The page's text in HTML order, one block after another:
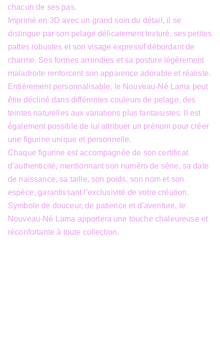
chacun de ses pas.
Imprimé en 3D avec un grand soin du détail, il se
distingue par son pelage délicatement texturé, ses petites
pattes robustes et son visage expressif débordant de
charme. Ses formes arrondies et sa posture légèrement
maladroite renforcent son apparence adorable et réaliste.
Entièrement personnalisable, le Nouveau-Né Lama peut
être décliné dans différentes couleurs de pelage, des
teintes naturelles aux variations plus fantaisistes. Il est
également possible de lui attribuer un prénom pour créer
une figurine unique et personnelle.
Chaque figurine est accompagnée de son certificat
d’authenticité, mentionnant son numéro de série, sa date
de naissance, sa taille, son poids, son nom et son
espèce, garantissant l’exclusivité de votre création.
Symbole de douceur, de patience et d’aventure, le
Nouveau-Né Lama apportera une touche chaleureuse et
réconfortante à toute collection.